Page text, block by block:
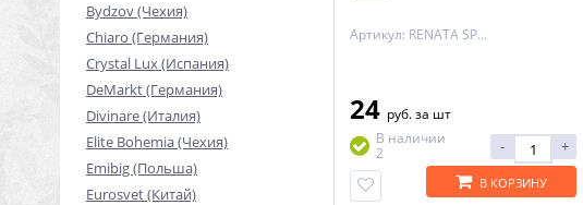
Bydzov (Чехия)
Chiaro (Германия)
Crystal Lux (Испания)
DeMarkt (Германия)
Divinare (Италия)
Elite Bohemia (Чехия)
Emibig (Польша)
Eurosvet (Китай)
Артикул: RENATA SP8 GOLD
24 руб.за шт
В наличии
2
- +
В КОРЗИНУ